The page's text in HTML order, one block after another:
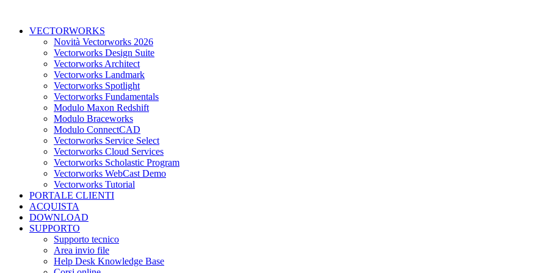
VECTORWORKS
Novità Vectorworks 2026
Vectorworks Design Suite
Vectorworks Architect
Vectorworks Landmark
Vectorworks Spotlight
Vectorworks Fundamentals
Modulo Maxon Redshift
Modulo Braceworks
Modulo ConnectCAD
Vectorworks Service Select
Vectorworks Cloud Services
Vectorworks Scholastic Program
Vectorworks WebCast Demo
Vectorworks Tutorial
PORTALE CLIENTI
ACQUISTA
DOWNLOAD
SUPPORTO
Supporto tecnico
Area invio file
Help Desk Knowledge Base